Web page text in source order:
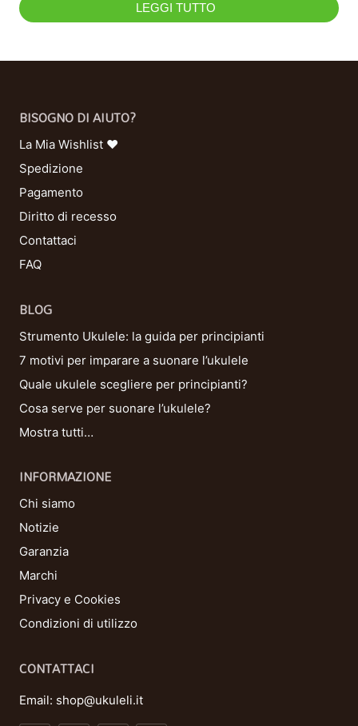
LEGGI TUTTO
BISOGNO DI AIUTO?
La Mia Wishlist ❤
Spedizione
Pagamento
Diritto di recesso
Contattaci
FAQ
BLOG
Strumento Ukulele: la guida per principianti
7 motivi per imparare a suonare l’ukulele
Quale ukulele scegliere per principianti?
Cosa serve per suonare l’ukulele?
Mostra tutti…
INFORMAZIONE
Chi siamo
Notizie
Garanzia
Marchi
Privacy e Cookies
Condizioni di utilizzo
CONTATTACI
Email: shop@ukuleli.it